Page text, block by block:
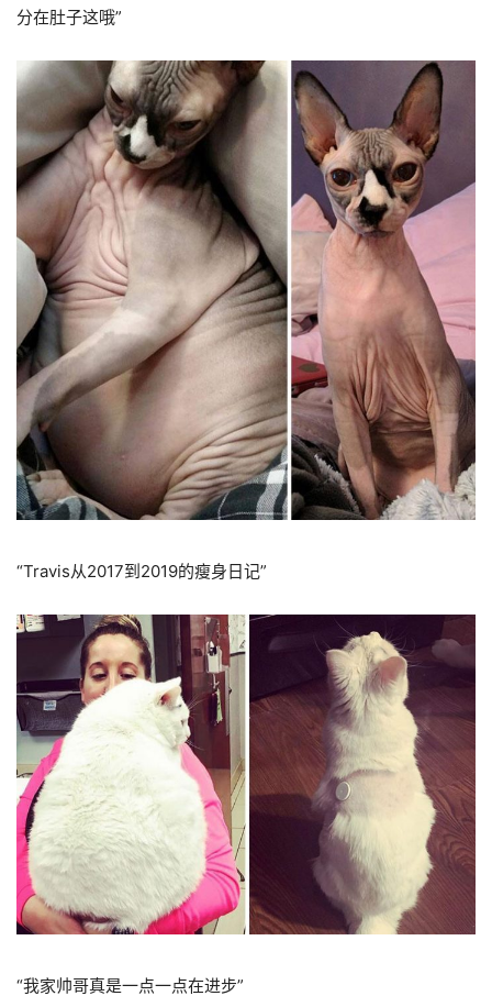
分在肚子这哦”
“Travis从2017到2019的瘦身日记”
“我家帅哥真是一点一点在进步”